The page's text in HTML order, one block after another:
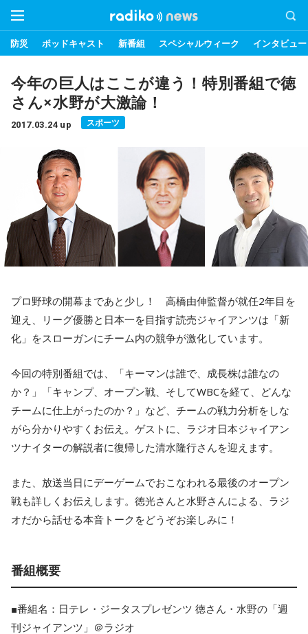
防災 ポッドキャスト 新番組 スペシャルウィーク インタビュー
今年の巨人はここが違う！特別番組で徳
さん×水野が大激論！
2017.03.24 up スポーツ
プロ野球の開幕まであと少し！ 高橋由伸監督が就任2年目を
迎え、リーグ優勝と日本一を目指す読売ジャイアンツは「新
化」をスローガンにチーム内の競争が激化しています。
今回の特別番組では、「キーマンは誰で、成長株は誰なの
か？」「キャンプ、オープン戦、そしてWBCを経て、どんな
チームに仕上がったのか？」など、チームの戦力分析をしな
がら分かりやすくお伝え。ゲストに、ラジオ日本ジャイアン
ツナイターの解説者に復帰した清水隆行さんを迎えます。
また、放送当日にデーゲームでおこなわれる最後のオープン
戦も詳しくお伝えします。徳光さんと水野さんによる、ラジ
オだから話せる本音トークをどうぞお楽しみに！
番組概要
■番組名：日テレ・ジータスプレゼンツ 徳さん・水野の「週
刊ジャイアンツ」＠ラジオ